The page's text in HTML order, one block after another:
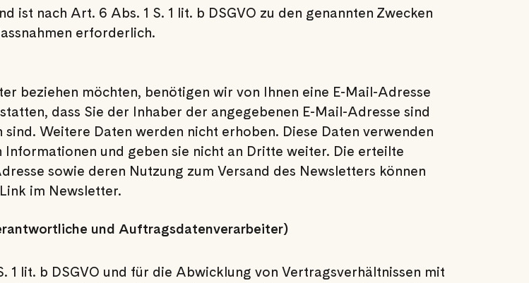
nach Art. 6 Abs. 1 S. 1 lit. b DSGVO zu den genannten Zwecken
erforderlich.
beziehen möchten, benötigen wir von Ihnen eine E-Mail-Adresse
dass Sie der Inhaber der angegebenen E-Mail-Adresse sind
Weitere Daten werden nicht erhoben. Diese Daten verwenden
und geben sie nicht an Dritte weiter. Die erteilte
sowie deren Nutzung zum Versand des Newsletters können
im Newsletter.
und Auftragsdatenverarbeiter)
1 lit. b DSGVO und für die Abwicklung von Vertragsverhältnissen mit